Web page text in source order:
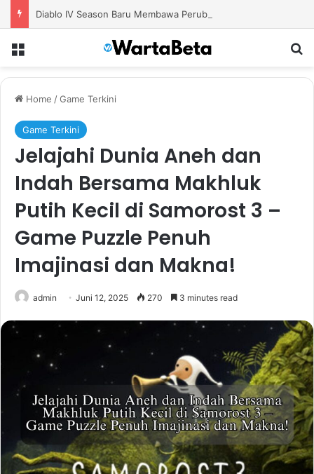
Home /Game Terkini
Game Terkini
Jelajahi Dunia Aneh dan
Indah Bersama Makhluk
Putih Kecil di Samorost 3 –
Game Puzzle Penuh
Imajinasi dan Makna!
admin Juni 12, 2025 270 3 minutes read